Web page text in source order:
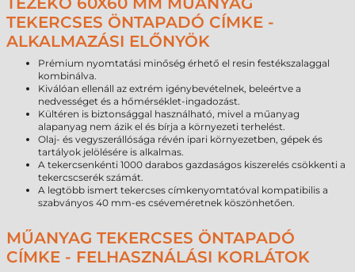
TEKERCSES ÖNTAPADÓ CÍMKE -
ALKALMAZÁSI ELŐNYÖK
Prémium nyomtatási minőség érhető el resin festékszalaggal
kombinálva.
Kiválóan ellenáll az extrém igénybevételnek, beleértve a
nedvességet és a hőmérséklet-ingadozást.
Kültéren is biztonsággal használható, mivel a műanyag
alapanyag nem ázik el és bírja a környezeti terhelést.
Olaj- és vegyszerállósága révén ipari környezetben, gépek és
tartályok jelölésére is alkalmas.
A tekercsenkénti 1000 darabos gazdaságos kiszerelés csökkenti a
tekercscserék számát.
A legtöbb ismert tekercses címkenyomtatóval kompatibilis a
szabványos 40 mm-es cséveméretnek köszönhetően.
MŰANYAG TEKERCSES ÖNTAPADÓ
CÍMKE - FELHASZNÁLÁSI KORLÁTOK